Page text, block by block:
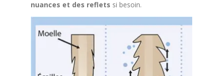
nuances et des reflets si besoin.